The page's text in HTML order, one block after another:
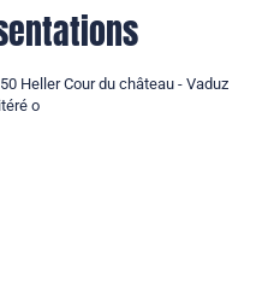
Heller Cour du château - Vaduz
o